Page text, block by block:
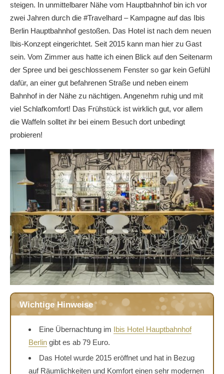
steigen. In unmittelbarer Nähe vom Hauptbahnhof bin ich vor
zwei Jahren durch die #Travelhard – Kampagne auf das Ibis
Berlin Hauptbahnhof gestoßen. Das Hotel ist nach dem neuen
Ibis-Konzept eingerichtet. Seit 2015 kann man hier zu Gast
sein. Vom Zimmer aus hatte ich einen Blick auf den Seitenarm
der Spree und bei geschlossenem Fenster so gar kein Gefühl
dafür, an einer gut befahrenen Straße und neben einem
Bahnhof in der Nähe zu nächtigen. Angenehm ruhig und mit
viel Schlafkomfort! Das Frühstück ist wirklich gut, vor allem
die Waffeln solltet ihr bei einem Besuch dort unbedingt
probieren!
Wichtige Hinweise
Eine Übernachtung im Ibis Hotel Hauptbahnhof
Berlin gibt es ab 79 Euro.
Das Hotel wurde 2015 eröffnet und hat in Bezug
auf Räumlichkeiten und Komfort einen sehr modernen